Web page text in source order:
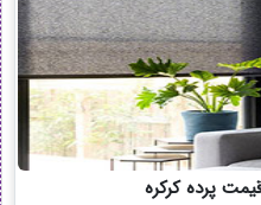
پرده کرکره